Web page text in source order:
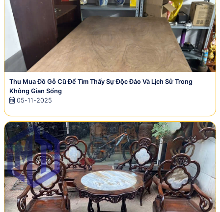
Thu Mua Đồ Gỗ Cũ Để Tìm Thấy Sự Độc Đáo Và Lịch Sử Trong
Không Gian Sống
05-11-2025